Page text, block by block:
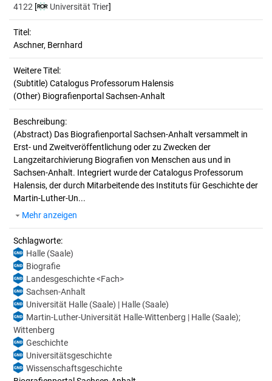
4122 [ Universität Trier]
Titel:
Aschner, Bernhard
Weitere Titel:
(Subtitle) Catalogus Professorum Halensis
(Other) Biografienportal Sachsen-Anhalt
Beschreibung:
(Abstract) Das Biografienportal Sachsen-Anhalt versammelt in
Erst- und Zweitveröffentlichung oder zu Zwecken der
Langzeitarchivierung Biografien von Menschen aus und in
Sachsen-Anhalt. Integriert wurde der Catalogus Professorum
Halensis, der durch Mitarbeitende des Instituts für Geschichte der
Martin-Luther-Un...
Mehr anzeigen
Schlagworte:
Halle (Saale)
Biografie
Landesgeschichte <Fach>
Sachsen-Anhalt
Universität Halle (Saale) | Halle (Saale)
Martin-Luther-Universität Halle-Wittenberg | Halle (Saale);
Wittenberg
Geschichte
Universitätsgeschichte
Wissenschaftsgeschichte